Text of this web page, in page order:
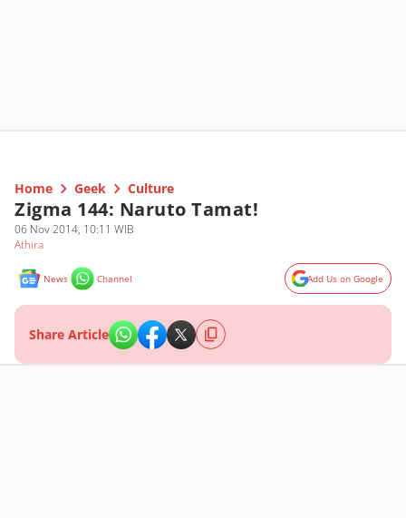
Home Geek Culture
Zigma 144: Naruto Tamat!
06 Nov 2014, 10:11 WIB
Athira
News Channel Add Us on Google
Share Article